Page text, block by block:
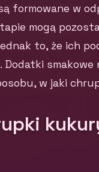
formowane w
mogą
to, że ich
smakowe
w jaki